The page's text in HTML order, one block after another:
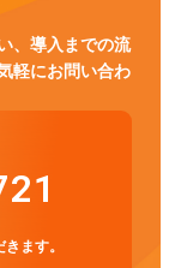
、導入までの流
軽にお問い合わ
ます。